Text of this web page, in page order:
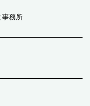
事務所